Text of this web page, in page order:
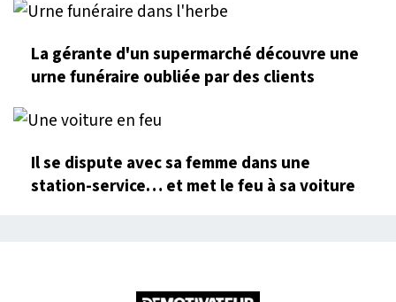
La gérante d'un supermarché découvre une
urne funéraire oubliée par des clients
Il se dispute avec sa femme dans une
station-service… et met le feu à sa voiture